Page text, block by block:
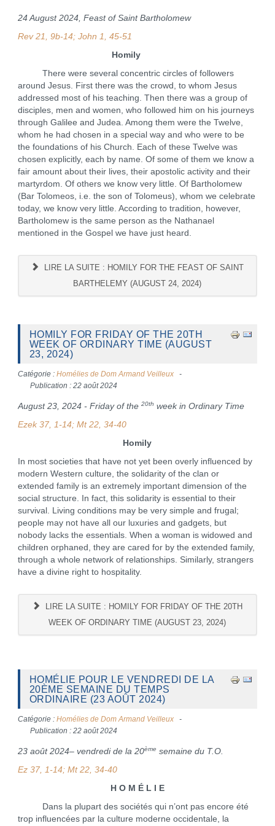
24 August 2024, Feast of Saint Bartholomew
Rev 21, 9b-14; John 1, 45-51
Homily
There were several concentric circles of followers
around Jesus. First there was the crowd, to whom Jesus
addressed most of his teaching. Then there was a group of
disciples, men and women, who followed him on his journeys
through Galilee and Judea. Among them were the Twelve,
whom he had chosen in a special way and who were to be
the foundations of his Church. Each of these Twelve was
chosen explicitly, each by name. Of some of them we know a
fair amount about their lives, their apostolic activity and their
martyrdom. Of others we know very little. Of Bartholomew
(Bar Tolomeos, i.e. the son of Tolomeus), whom we celebrate
today, we know very little. According to tradition, however,
Bartholomew is the same person as the Nathanael
mentioned in the Gospel we have just heard.
LIRE LA SUITE : HOMILY FOR THE FEAST OF SAINT
BARTHELEMY (AUGUST 24, 2024)
HOMILY FOR FRIDAY OF THE 20TH
WEEK OF ORDINARY TIME (AUGUST
23, 2024)
Catégorie : Homélies de Dom Armand Veilleux
Publication : 22 août 2024
August 23, 2024 - Friday of the 20th week in Ordinary Time
Ezek 37, 1-14; Mt 22, 34-40
Homily
In most societies that have not yet been overly influenced by
modern Western culture, the solidarity of the clan or
extended family is an extremely important dimension of the
social structure. In fact, this solidarity is essential to their
survival. Living conditions may be very simple and frugal;
people may not have all our luxuries and gadgets, but
nobody lacks the essentials. When a woman is widowed and
children orphaned, they are cared for by the extended family,
through a whole network of relationships. Similarly, strangers
have a divine right to hospitality.
LIRE LA SUITE : HOMILY FOR FRIDAY OF THE 20TH
WEEK OF ORDINARY TIME (AUGUST 23, 2024)
HOMÉLIE POUR LE VENDREDI DE LA
20ÈME SEMAINE DU TEMPS
ORDINAIRE (23 AOÛT 2024)
Catégorie : Homélies de Dom Armand Veilleux
Publication : 22 août 2024
23 août 2024– vendredi de la 20ème semaine du T.O.
Ez 37, 1-14; Mt 22, 34-40
H O M É L I E
Dans la plupart des sociétés qui n’ont pas encore été
trop influencées par la culture moderne occidentale, la